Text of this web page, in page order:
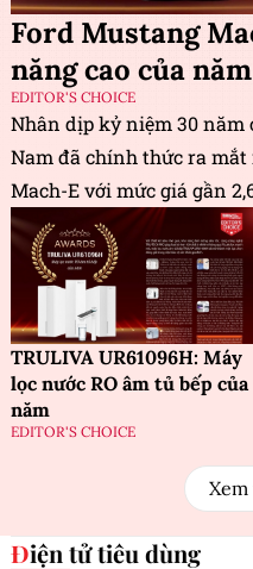
Ford Mustang
năng cao của năm
EDITOR'S CHOICE
Nhân dịp kỷ niệm 30 năm
Nam đã chính thức ra
Mach-E với mức giá gần
TRULIVA UR61096H: Máy
lọc nước RO âm tủ bếp của
năm
EDITOR'S CHOICE
Điện tử tiêu dùng